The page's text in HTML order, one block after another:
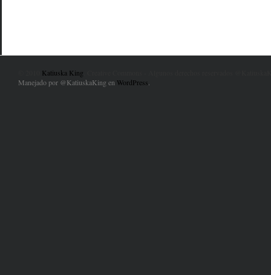
Katiuska King
Manejado por @KatiuskaKing en WordPress